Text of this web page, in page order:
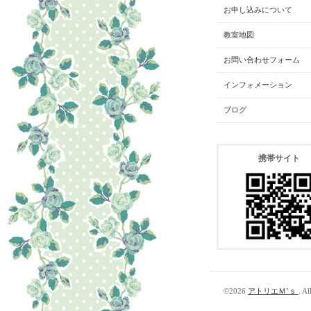
お申し込みについて
教室地図
お問い合わせフォーム
インフォメーション
ブログ
携帯サイト
©2026 アトリエＭ’ｓ .